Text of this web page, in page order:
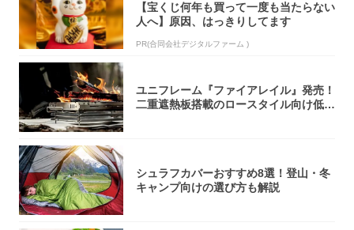
【宝くじ何年も買って一度も当たらない
人へ】原因、はっきりしてます
PR(合同会社デジタルファーム )
ユニフレーム『ファイアレイル』発売！
二重遮熱板搭載のロースタイル向け低型
シュラフカバーおすすめ8選！登山・冬
キャンプ向けの選び方も解説